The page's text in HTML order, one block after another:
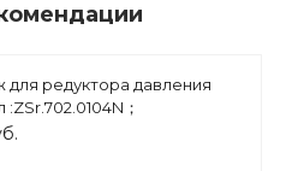
для редуктора давления
:ZSr.702.0104N；
), арт.ZSr.700.0201